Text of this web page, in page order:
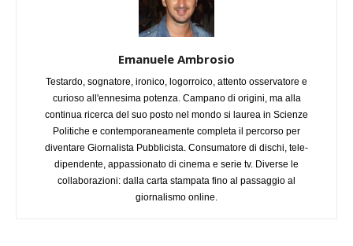
Emanuele Ambrosio
Testardo, sognatore, ironico, logorroico, attento osservatore e
curioso all'ennesima potenza. Campano di origini, ma alla
continua ricerca del suo posto nel mondo si laurea in Scienze
Politiche e contemporaneamente completa il percorso per
diventare Giornalista Pubblicista. Consumatore di dischi, tele-
dipendente, appassionato di cinema e serie tv. Diverse le
collaborazioni: dalla carta stampata fino al passaggio al
giornalismo online.